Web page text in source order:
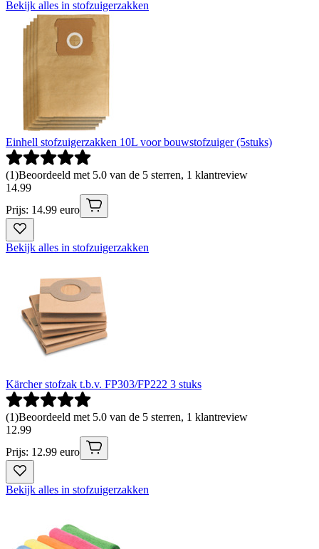
Bekijk alles in stofzuigerzakken
Einhell stofzuigerzakken 10L voor bouwstofzuiger (5stuks)
(1)Beoordeeld met 5.0 van de 5 sterren, 1 klantreview
14.99
Prijs: 14.99 euro
Bekijk alles in stofzuigerzakken
Kärcher stofzak t.b.v. FP303/FP222 3 stuks
(1)Beoordeeld met 5.0 van de 5 sterren, 1 klantreview
12.99
Prijs: 12.99 euro
Bekijk alles in stofzuigerzakken